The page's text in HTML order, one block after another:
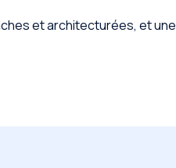
et architecturées, et une